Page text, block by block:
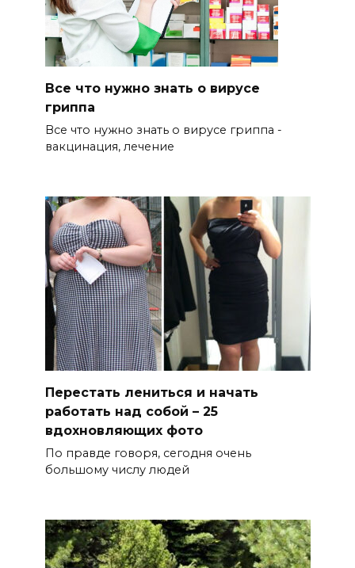
Все что нужно знать о вирусе
гриппа
Все что нужно знать о вирусе гриппа -
вакцинация, лечение
Перестать лениться и начать
работать над собой – 25
вдохновляющих фото
По правде говоря, сегодня очень
большому числу людей